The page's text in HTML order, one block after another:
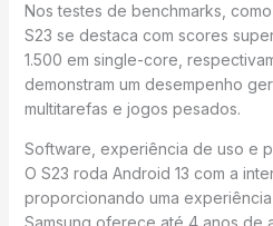
Nos testes de benchmarks,
S23 se destaca com scores
1.500 em single-core,
demonstram um desempenho
multitarefas e jogos pesados.
Software, experiência de uso e
O S23 roda Android 13 com a
proporcionando uma
Samsung oferece até 4 anos de